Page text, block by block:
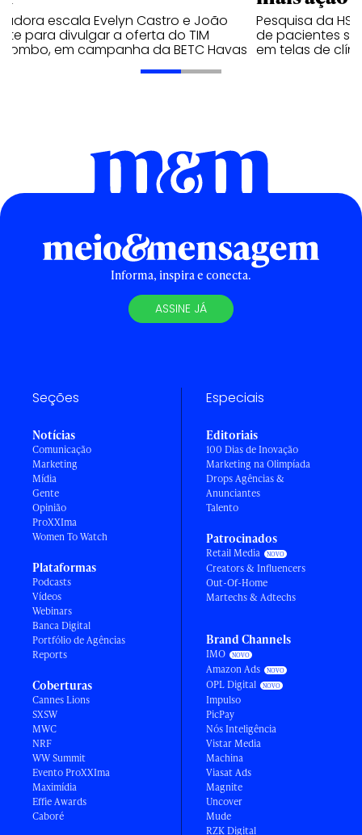
escala Evelyn Castro e João
para divulgar a oferta do TIM
em campanha da BETC Havas
Pesquisa da
de pacientes
em telas de
Informa, inspira e conecta.
ASSINE JÁ
Seções
Notícias
Comunicação
Marketing
Mídia
Gente
Opinião
ProXXIma
Women To Watch
Plataformas
Podcasts
Vídeos
Webinars
Banca Digital
Portfólio de Agências
Reports
Coberturas
Cannes Lions
SXSW
MWC
NRF
WW Summit
Evento ProXXIma
Maximídia
Effie Awards
Caboré
Especiais
Editoriais
100 Dias de Inovação
Marketing na Olimpíada
Drops Agências &
Anunciantes
Talento
Patrocinados
Retail Media
Creators & Influencers
Out-Of-Home
Martechs & Adtechs
Brand Channels
IMO
Amazon Ads
OPL Digital
Impulso
PicPay
Nós Inteligência
Vistar Media
Machina
Viasat Ads
Magnite
Uncover
Mude
RZK Digital